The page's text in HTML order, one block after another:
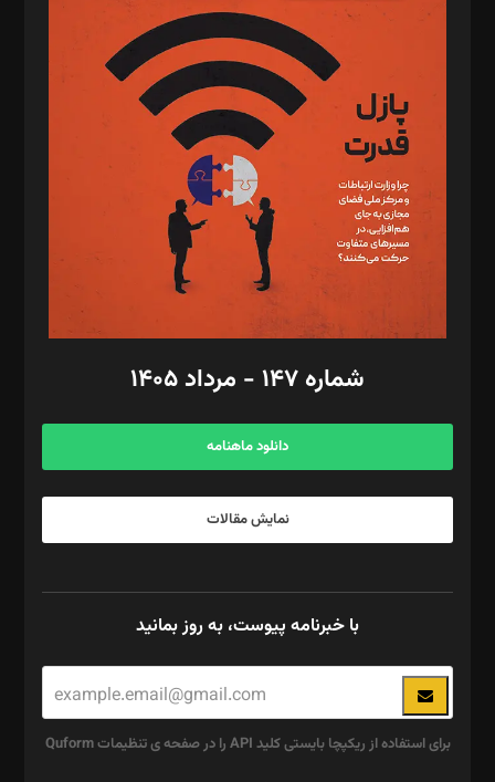
د‌بیر پیوست جهان: مینا پاکدل
د‌بیر تحریریه آنلاین: بابک نقاش
تحریریه‌: مجتبی محمود‌ی، آرش برهمند، یسنا امان‌پور، سروش کرمیان،
مصطفی مسجدی آرانی، ابوالفضل رجبی، زهرا فکرانه، فائزه فتحی
رستمی،مصطفی باستان
ویرایش: نگار استاد‌‌آقا
طراح یونیفرم: مجید توکلی
فیلمبرداری و عکاسی: امیر شفیعی، مانی لطفی زاده
گرافیک و صفحه‌آرایی: سید‌سبحان‌علی ثابت
مد‌یر توسعه تجاری: کامبیز برید‌
امور مالی: شاپور رهبری، محمد‌ کاظمی‌نیا
آگهی و مشترکین: ۰۹۱۹۹۹۹۰۴۵۴
شماره ۱۴۷ - مرداد ۱۴۰۵
دانلود ماهنامه
نمایش مقالات
با خبرنامه پیوست، به روز بمانید
برای استفاده از ریکپچا بایستی کلید API را در صفحه ی تنظیمات Quform